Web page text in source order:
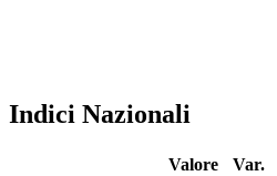
Indici Nazionali
Valore
Var.